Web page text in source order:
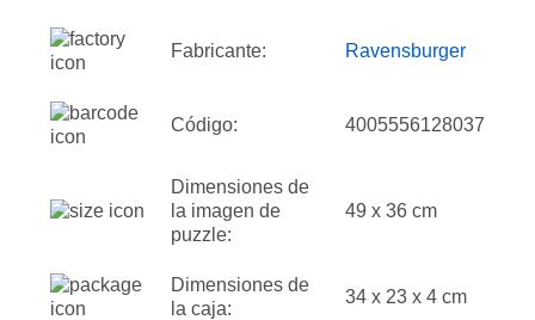
Fabricante: Ravensburger
Código: 4005556128037
Dimensiones de
la imagen de
puzzle:
49 x 36 cm
Dimensiones de
la caja:
34 x 23 x 4 cm